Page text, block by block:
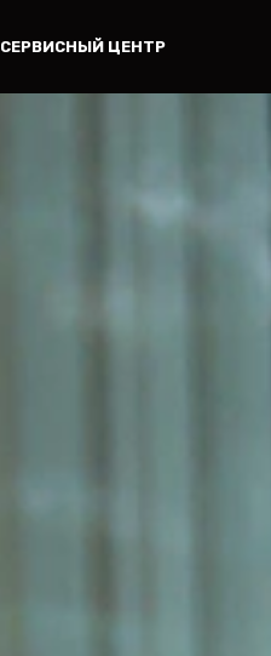
СЕРВИСНЫЙ ЦЕНТР